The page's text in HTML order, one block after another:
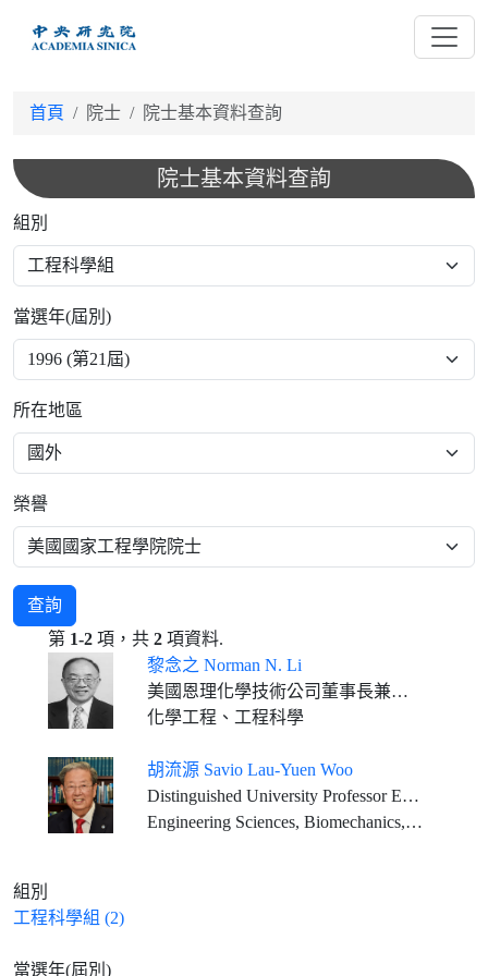
首頁 院士 院士基本資料查詢
院士基本資料查詢
組別
當選年(屆別)
所在地區
榮譽
查詢
第 1-2 項，共 2 項資料.
黎念之 Norman N. Li
美國恩理化學技術公司董事長兼總裁
化學工程、工程科學
胡流源 Savio Lau-Yuen Woo
Distinguished University Professor Emeritus Founding Director, Musculoskeletal Research Center Department of Bioengineering, Swanson School of Engineering University of Pittsburgh
Engineering Sciences, Biomechanics, Tissue Engineering
組別
工程科學組 (2)
當選年(屆別)